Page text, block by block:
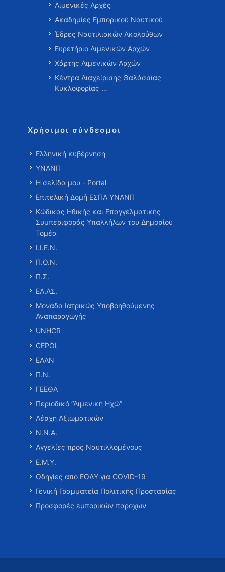
Λιμενικές Αρχές
Ακαδημίες Εμπορικού Ναυτικού
Έδρες Ναυτιλιακών Ακολούθων
Ευρετήριο Λιμενικών Αρχών
Χάρτης Λιμενικών Αρχών
Κέντρα Διαχείρισης Θαλάσσιας
Κυκλοφορίας …
Χρήσιμοι σύνδεσμοι
Ελληνική κυβέρνηση
ΥΝΑΝΠ
Η σελίδα μου - Portal
Επιτελική Δομή ΕΣΠΑ ΥΝΑΝΠ
Κώδικας Ηθικής και Επαγγελματικής
Συμπεριφοράς Υπαλλήλων του Δημοσίου
Τομέα
Ι.Ι.Ε.Ν.
Π.Ο.Ν.
Π.Σ.
ΕΛ.ΑΣ.
Μονάδα Ιατρικώς Υποβοηθούμενης
Αναπαραγωγής
UNHCR
CEPOL
ΕΑΑΝ
Π.Ν.
ΓΕΕΘΑ
Περιοδικό “Λιμενική Ηχώ”
Λέσχη Αξιωματικών
Ν.Ν.Α.
Αγγελίες προς Ναυτιλλομένους
Ε.Μ.Υ.
Οδηγίες από ΕΟΔΥ για COVID-19
Γενική Γραμματεία Πολιτικής Προστασίας
Προσφορές εμπορικών παρόχων